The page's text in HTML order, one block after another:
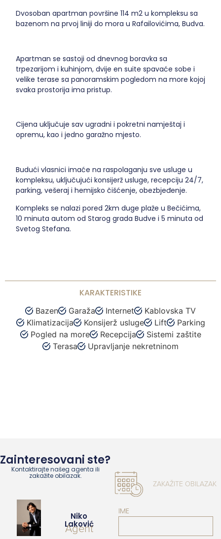
Dvosoban apartman površine 114 m2 u kompleksu sa
bazenom na prvoj liniji do mora u Rafailovićima, Budva.
Apartman se sastoji od dnevnog boravka sa
trpezarijom i kuhinjom, dvije en suite spavaće sobe i
velike terase sa panoramskim pogledom na more kojoj
svaka prostorija ima pristup.
Cijena uključuje sav ugradni i pokretni namještaj i
opremu, kao i jedno garažno mjesto.
Budući vlasnici imaće na raspolaganju sve usluge u
kompleksu, uključujući konsijerž usluge, recepciju 24/7,
parking, vešeraj i hemijsko čišćenje, obezbjeđenje.
Kompleks se nalazi pored 2km duge plaže u Bečićima,
10 minuta autom od Starog grada Budve i 5 minuta od
Svetog Stefana.
KARAKTERISTIKE
Bazen Garaža Internet
Kablovska TV
Klimatizacija
Konsijerž usluge Lift
Parking
Pogled na more
Recepcija
Sistemi zaštite
Terasa
Upravljanje nekretninom
Zainteresovani ste?
Kontaktirajte našeg agenta ili
zakažite obilazak.
Niko
Laković
Agent
ZAKAŽITE OBILAZAK
IME